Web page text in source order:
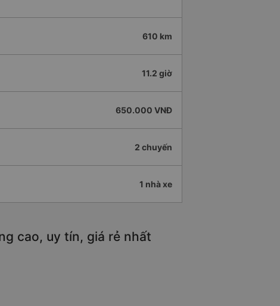
610 km
11.2 giờ
650.000 VNĐ
2 chuyến
1 nhà xe
cao, uy tín, giá rẻ nhất